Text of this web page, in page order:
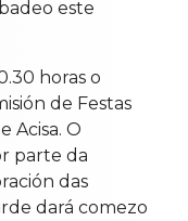
este
horas o
de Festas
Acisa. O
parte da
das
dará comezo